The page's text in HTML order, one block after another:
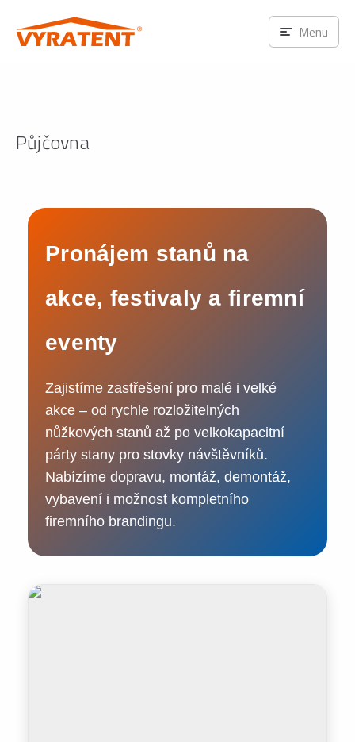
Půjčovna
Pronájem stanů na
akce, festivaly a firemní
eventy
Zajistíme zastřešení pro malé i velké
akce – od rychle rozložitelných
nůžkových stanů až po velkokapacitní
párty stany pro stovky návštěvníků.
Nabízíme dopravu, montáž, demontáž,
vybavení i možnost kompletního
firemního brandingu.
Menu